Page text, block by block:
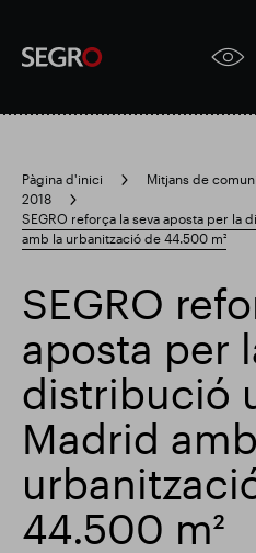
Submit
Search
for
Responsable SEGRO
Finca comercial de Slough
Actualització comercial
Pàgina d'inici Mitjans de
2018
SEGRO reforça la seva aposta per la
amb la urbanització de 44.500 m²
SEGRO
aposta per
distribució
Madrid
44.500 m²